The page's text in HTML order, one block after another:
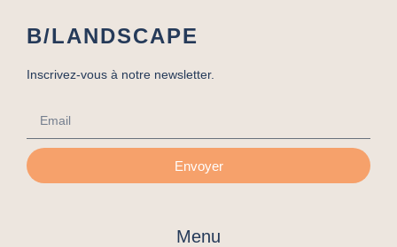
B/LANDSCAPE
Inscrivez-vous à notre newsletter.
Envoyer
Menu